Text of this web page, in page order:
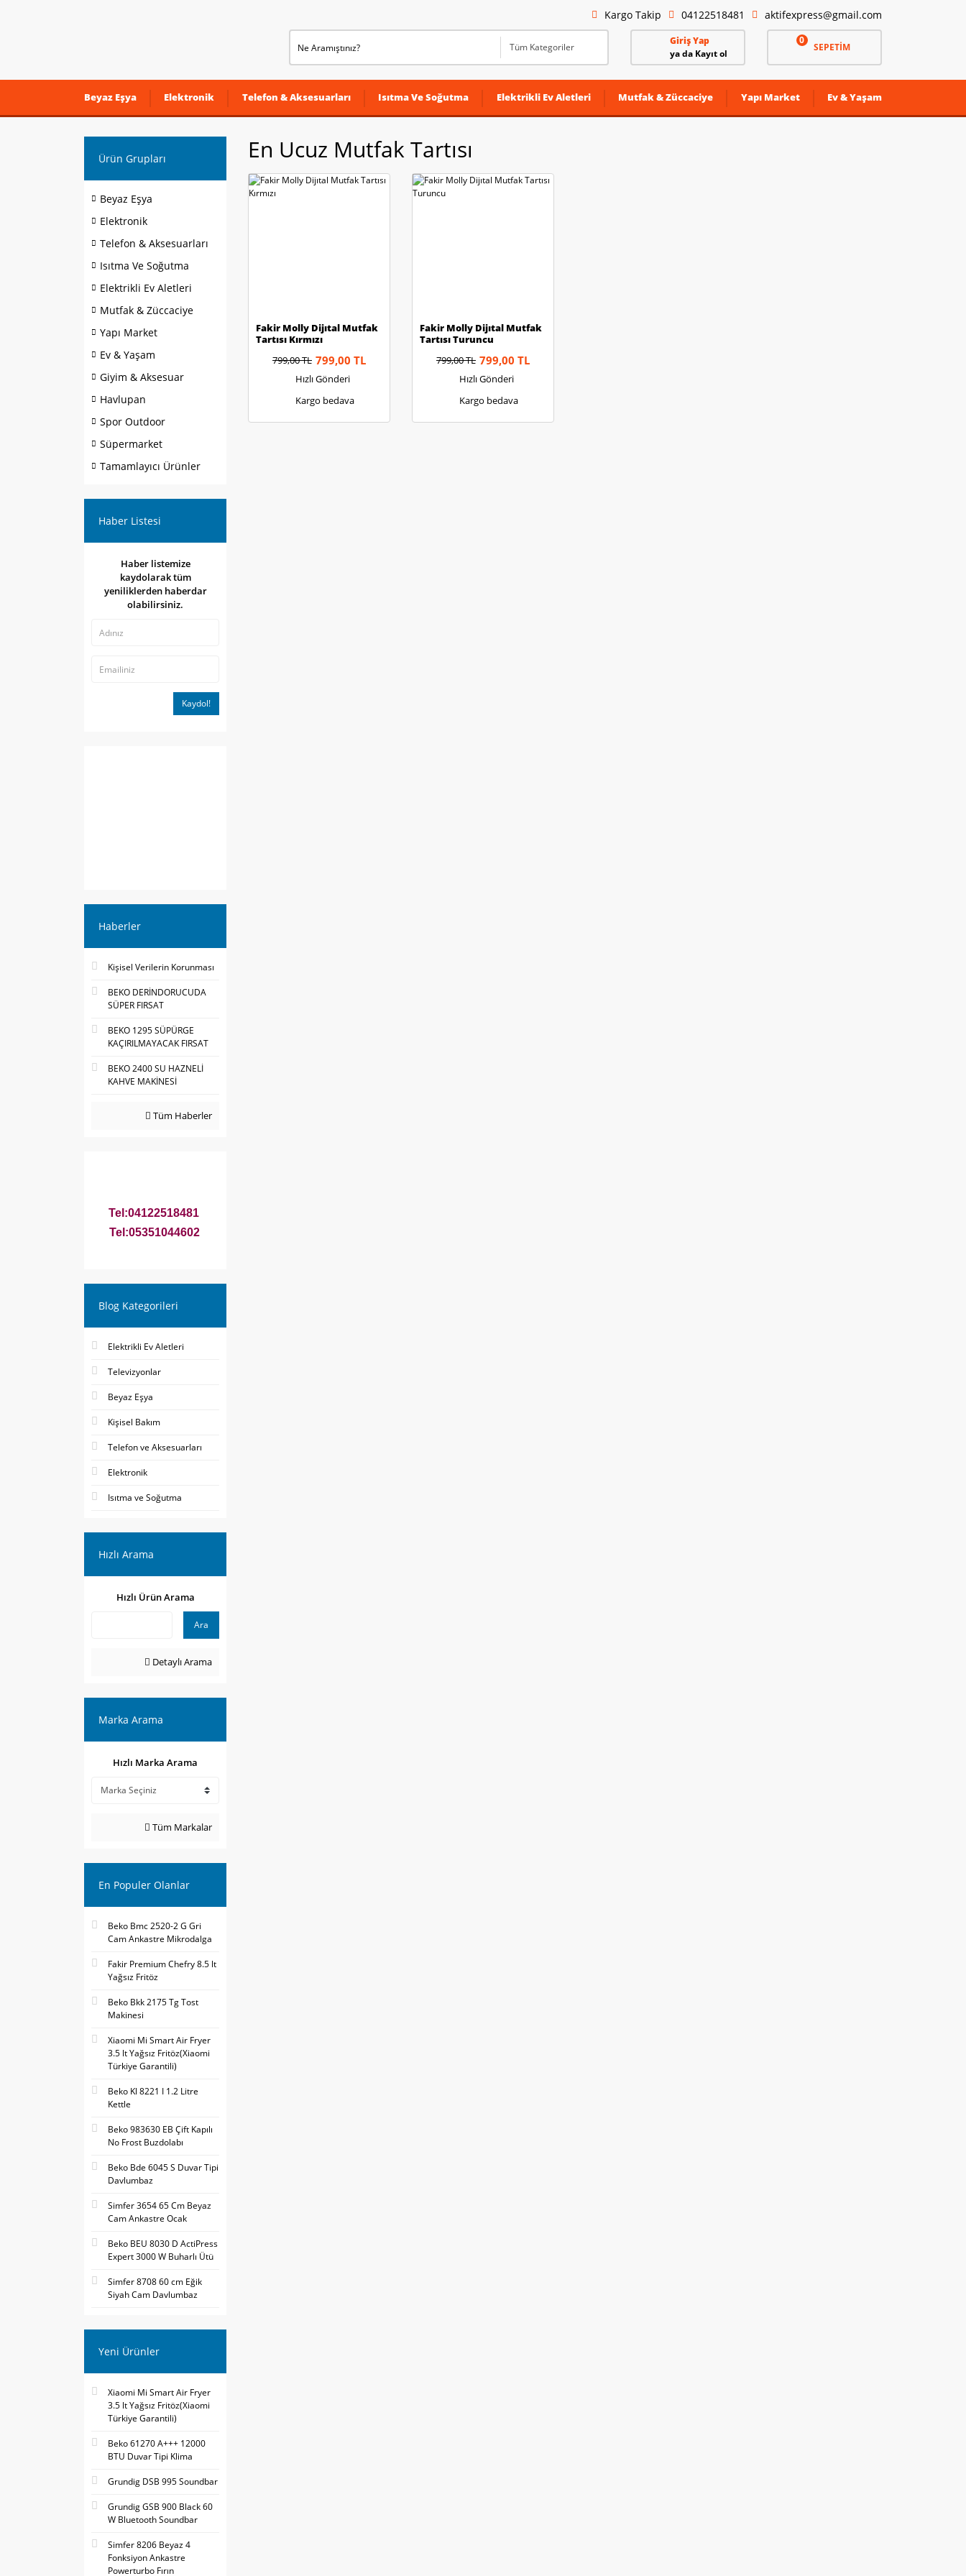
Kargo Takip 04122518481 aktifexpress@gmail.com
Giriş Yap
ya da Kayıt ol
0
SEPETİM
Beyaz Eşya Elektronik Telefon & Aksesuarları Isıtma Ve Soğutma Elektrikli Ev Aletleri Mutfak & Züccaciye Yapı Market Ev & Yaşam
Ürün Grupları
Beyaz Eşya
Elektronik
Telefon & Aksesuarları
Isıtma Ve Soğutma
Elektrikli Ev Aletleri
Mutfak & Züccaciye
Yapı Market
Ev & Yaşam
Giyim & Aksesuar
Havlupan
Spor Outdoor
Süpermarket
Tamamlayıcı Ürünler
Haber Listesi
Haber listemize
kaydolarak tüm
yeniliklerden haberdar
olabilirsiniz.
Kaydol!
Haberler
Kişisel Verilerin Korunması
BEKO DERİNDORUCUDA
SÜPER FIRSAT
BEKO 1295 SÜPÜRGE
KAÇIRILMAYACAK FIRSAT
BEKO 2400 SU HAZNELİ
KAHVE MAKİNESİ
Tüm Haberler
Tel:04122518481
Tel:05351044602
Blog Kategorileri
Elektrikli Ev Aletleri
Televizyonlar
Beyaz Eşya
Kişisel Bakım
Telefon ve Aksesuarları
Elektronik
Isıtma ve Soğutma
Hızlı Arama
Hızlı Ürün Arama
Ara
Detaylı Arama
Marka Arama
Hızlı Marka Arama
Tüm Markalar
En Populer Olanlar
Beko Bmc 2520-2 G Gri
Cam Ankastre Mikrodalga
Fakir Premium Chefry 8.5 lt
Yağsız Fritöz
Beko Bkk 2175 Tg Tost
Makinesi
Xiaomi Mi Smart Air Fryer
3.5 lt Yağsız Fritöz(Xiaomi
Türkiye Garantili)
Beko Kl 8221 I 1.2 Litre
Kettle
Beko 983630 EB Çift Kapılı
No Frost Buzdolabı
Beko Bde 6045 S Duvar Tipi
Davlumbaz
Simfer 3654 65 Cm Beyaz
Cam Ankastre Ocak
Beko BEU 8030 D ActiPress
Expert 3000 W Buharlı Ütü
Simfer 8708 60 cm Eğik
Siyah Cam Davlumbaz
Yeni Ürünler
Xiaomi Mi Smart Air Fryer
3.5 lt Yağsız Fritöz(Xiaomi
Türkiye Garantili)
Beko 61270 A+++ 12000
BTU Duvar Tipi Klima
Grundig DSB 995 Soundbar
Grundig GSB 900 Black 60
W Bluetooth Soundbar
Simfer 8206 Beyaz 4
Fonksiyon Ankastre
Powerturbo Fırın
En Ucuz Mutfak Tartısı
Fakir Molly Dijıtal Mutfak
Tartısı Kırmızı
799,00 TL 799,00 TL
Hızlı Gönderi
Kargo bedava
Fakir Molly Dijıtal Mutfak
Tartısı Turuncu
799,00 TL 799,00 TL
Hızlı Gönderi
Kargo bedava